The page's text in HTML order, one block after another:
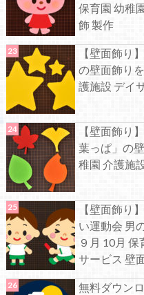
保育園 幼稚
飾 製作
【壁面飾り
の壁面飾り
護施設 デイ
【壁面飾り
葉っぱ」の
稚園 介護施
【壁面飾り
い運動会 男
９月 10月
サービス 壁
無料ダウン